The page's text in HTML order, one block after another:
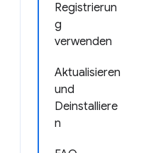
Registrierun
g
verwenden
Aktualisieren
und
Deinstalliere
n